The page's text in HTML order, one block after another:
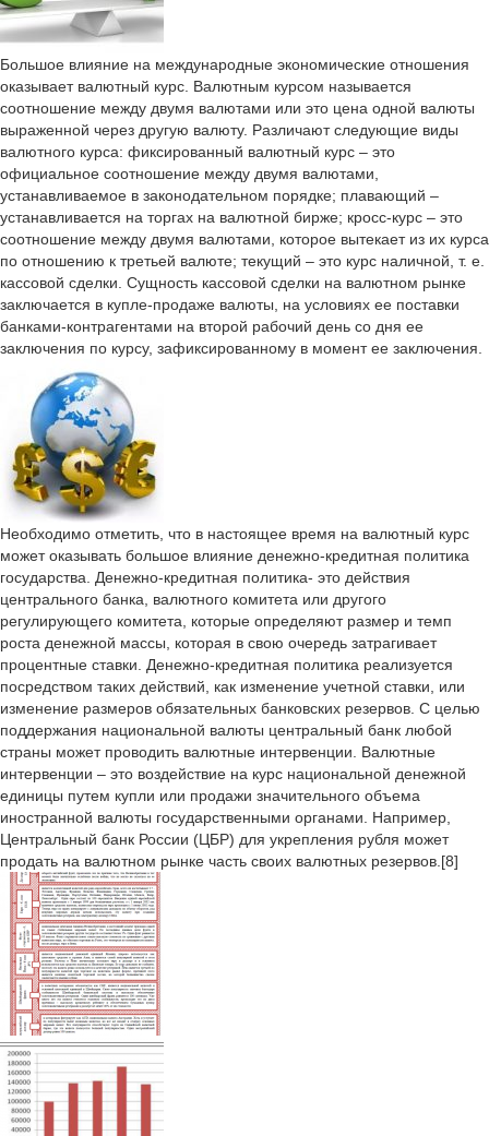
Большое влияние на международные экономические отношения
оказывает валютный курс. Валютным курсом называется
соотношение между двумя валютами или это цена одной валюты
выраженной через другую валюту. Различают следующие виды
валютного курса: фиксированный валютный курс – это
официальное соотношение между двумя валютами,
устанавливаемое в законодательном порядке; плавающий –
устанавливается на торгах на валютной бирже; кросс-курс – это
соотношение между двумя валютами, которое вытекает из их курса
по отношению к третьей валюте; текущий – это курс наличной, т. е.
кассовой сделки. Сущность кассовой сделки на валютном рынке
заключается в купле-продаже валюты, на условиях ее поставки
банками-контрагентами на второй рабочий день со дня ее
заключения по курсу, зафиксированному в момент ее заключения.
Необходимо отметить, что в настоящее время на валютный курс
может оказывать большое влияние денежно-кредитная политика
государства. Денежно-кредитная политика- это действия
центрального банка, валютного комитета или другого
регулирующего комитета, которые определяют размер и темп
роста денежной массы, которая в свою очередь затрагивает
процентные ставки. Денежно-кредитная политика реализуется
посредством таких действий, как изменение учетной ставки, или
изменение размеров обязательных банковских резервов. С целью
поддержания национальной валюты центральный банк любой
страны может проводить валютные интервенции. Валютные
интервенции – это воздействие на курс национальной денежной
единицы путем купли или продажи значительного объема
иностранной валюты государственными органами. Например,
Центральный банк России (ЦБР) для укрепления рубля может
продать на валютном рынке часть своих валютных резервов.[8]